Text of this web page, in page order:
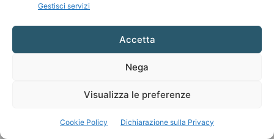
Gestisci servizi
Accetta
Nega
Visualizza le preferenze
Cookie Policy Dichiarazione sulla Privacy